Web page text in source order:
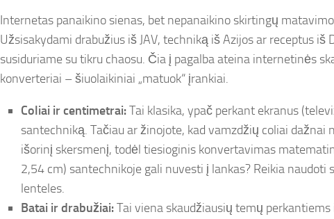
Internetas panaikino sienas, bet nepanaikino skirtingų
Užsisakydami drabužius iš JAV, techniką iš Azijos ar receptus iš
susiduriame su tikru chaosu. Čia į pagalba ateina internetinės
konverteriai – šiuolaikiniai „matuok“ įrankiai.
Coliai ir centimetrai:Tai klasika, ypač perkant ekranus
santechniką. Tačiau ar žinojote, kad vamzdžių coliai dažnai
išorinį skersmenį, todėl tiesioginis konvertavimas
2,54 cm) santechnikoje gali nuvesti į lankas? Reikia naudoti
lenteles.
Batai ir drabužiai:Tai viena skaudžiausių temų perkantiems